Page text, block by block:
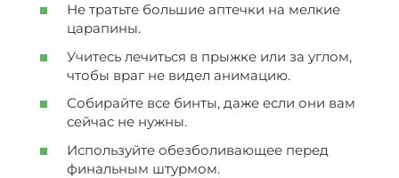
Не тратьте большие аптечки на мелкие
царапины.
Учитесь лечиться в прыжке или за углом,
чтобы враг не видел анимацию.
Собирайте все бинты, даже если они вам
сейчас не нужны.
Используйте обезболивающее перед
финальным штурмом.